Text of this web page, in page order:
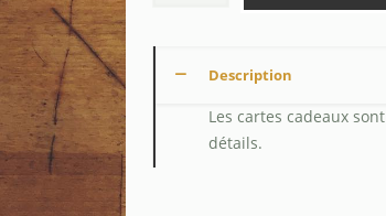
Description
Les cartes cadeaux
détails.